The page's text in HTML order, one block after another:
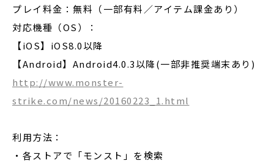
プレイ料金：無料（一部有料／アイテム課金あり）
対応機種（OS）：
【iOS】iOS8.0以降
【Android】Android4.0.3以降(一部非推奨端末あり)
http://www.monster-
strike.com/news/20160223_1.html
利用方法：
・各ストアで「モンスト」を検索